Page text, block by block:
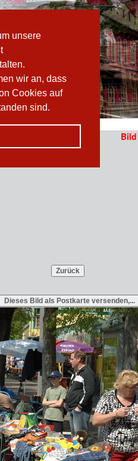
unsere
wir an, dass
Cookies auf
sind.
- Foto/Kinderflohmarkt
Bild